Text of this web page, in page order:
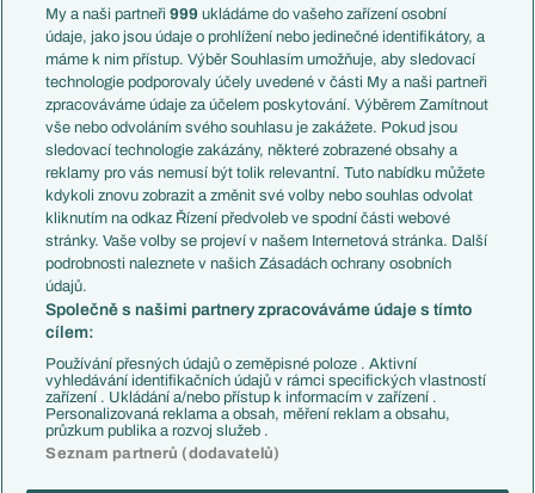
Témata
Představení týmů MS
EuroSkauting
PL v kostce
Evropské koeficienty
Přestupy
Přestupové spekulace
Zranění
Kluby
Arsenal FC
Chelsea FC
Manchester United
AC Milán
Juventus FC
Bayern Mnichov
FC Barcelona
Real Madrid
Francie
Itálie
Německo
Španělsko
Argentina
Brazílie
Přestupy
Zápasy
Livescore
Tipovací soutěž
My a naši partneři999 ukládáme do vašeho zařízení osobní
údaje, jako jsou údaje o prohlížení nebo jedinečné identifikátory, a
máme k nim přístup. Výběr Souhlasím umožňuje, aby sledovací
technologie podporovaly účely uvedené v části My a naši partneři
zpracováváme údaje za účelem poskytování. Výběrem Zamítnout
vše nebo odvoláním svého souhlasu je zakážete. Pokud jsou
sledovací technologie zakázány, některé zobrazené obsahy a
reklamy pro vás nemusí být tolik relevantní. Tuto nabídku můžete
kdykoli znovu zobrazit a změnit své volby nebo souhlas odvolat
kliknutím na odkaz Řízení předvoleb ve spodní části webové
stránky. Vaše volby se projeví v našem Internetová stránka. Další
podrobnosti naleznete v našich Zásadách ochrany osobních
údajů.
Společně s našimi partnery zpracováváme údaje s tímto
cílem:
Používání přesných údajů o zeměpisné poloze . Aktivní
vyhledávání identifikačních údajů v rámci specifických vlastností
zařízení . Ukládání a/nebo přístup k informacím v zařízení .
Personalizovaná reklama a obsah, měření reklam a obsahu,
průzkum publika a rozvoj služeb .
Seznam partnerů (dodavatelů)